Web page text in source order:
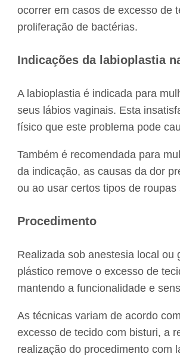
ocorrer em casos de excesso de
proliferação de bactérias.
Indicações da labioplastia
A labioplastia é indicada para
seus lábios vaginais. Esta
físico que este problema pode
Também é recomendada para
da indicação, as causas da dor
ou ao usar certos tipos de
Procedimento
Realizada sob anestesia local
plástico remove o excesso de
mantendo a funcionalidade e
As técnicas variam de acordo
excesso de tecido com bisturi, a
realização do procedimento com